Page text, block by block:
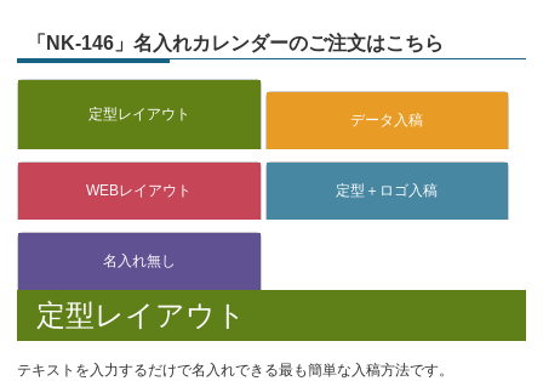
「NK-146」名入れカレンダーのご注文はこちら
定型レイアウト
テキストを入力するだけで名入れできる最も簡単な入稿方法です。